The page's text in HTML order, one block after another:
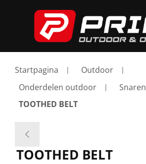
Startpagina
Outdoor
Onderdelen outdoor
Snaren
TOOTHED BELT
TOOTHED BELT